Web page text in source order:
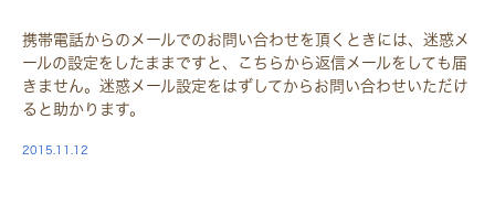
携帯電話からのメールでのお問い合わせを頂くときには、迷惑メ
ールの設定をしたままですと、こちらから返信メールをしても届
きません。迷惑メール設定をはずしてからお問い合わせいただけ
ると助かります。
2015.11.12